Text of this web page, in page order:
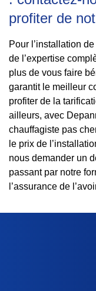
profiter de
Pour l’installation
de l’expertise
plus de vous faire
garantit le meilleur
profiter de la
ailleurs, avec
chauffagiste pas
le prix de
nous demander un
passant par notre
l’assurance de